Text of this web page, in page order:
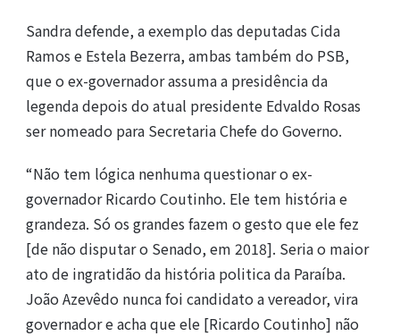
Sandra defende, a exemplo das deputadas Cida
Ramos e Estela Bezerra, ambas também do PSB,
que o ex-governador assuma a presidência da
legenda depois do atual presidente Edvaldo Rosas
ser nomeado para Secretaria Chefe do Governo.
“Não tem lógica nenhuma questionar o ex-
governador Ricardo Coutinho. Ele tem história e
grandeza. Só os grandes fazem o gesto que ele fez
[de não disputar o Senado, em 2018]. Seria o maior
ato de ingratidão da história politica da Paraíba.
João Azevêdo nunca foi candidato a vereador, vira
governador e acha que ele [Ricardo Coutinho] não